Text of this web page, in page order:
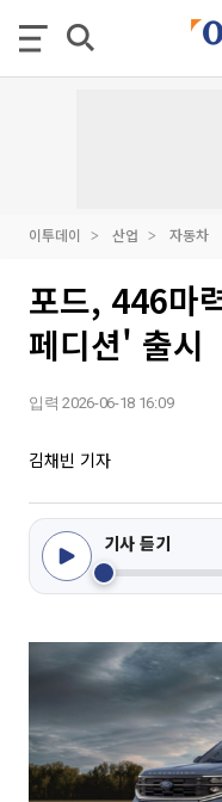
이투데이 산업 자동차
포드, 446마
페디션' 출시
입력 2026-06-18 16:09
김채빈 기자
기사 듣기